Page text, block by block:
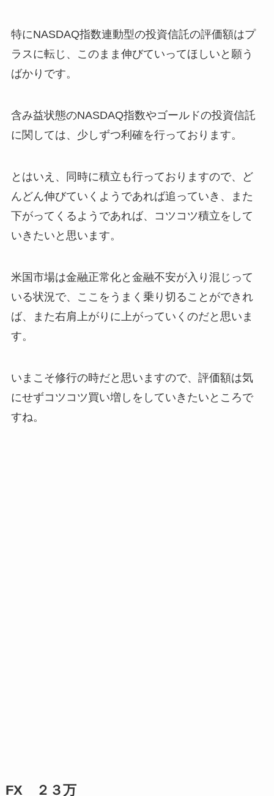
特にNASDAQ指数連動型の投資信託の評価額はプ
ラスに転じ、このまま伸びていってほしいと願う
ばかりです。
含み益状態のNASDAQ指数やゴールドの投資信託
に関しては、少しずつ利確を行っております。
とはいえ、同時に積立も行っておりますので、ど
んどん伸びていくようであれば追っていき、また
下がってくるようであれば、コツコツ積立をして
いきたいと思います。
米国市場は金融正常化と金融不安が入り混じって
いる状況で、ここをうまく乗り切ることができれ
ば、また右肩上がりに上がっていくのだと思いま
す。
いまこそ修行の時だと思いますので、評価額は気
にせずコツコツ買い増しをしていきたいところで
すね。
FX ２３万